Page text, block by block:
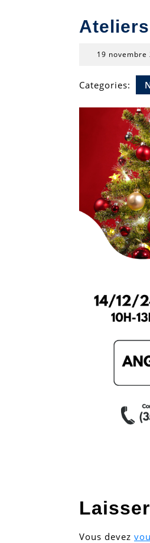
19 novembre
Categories:
Vous devez